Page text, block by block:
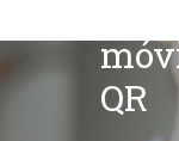
QR